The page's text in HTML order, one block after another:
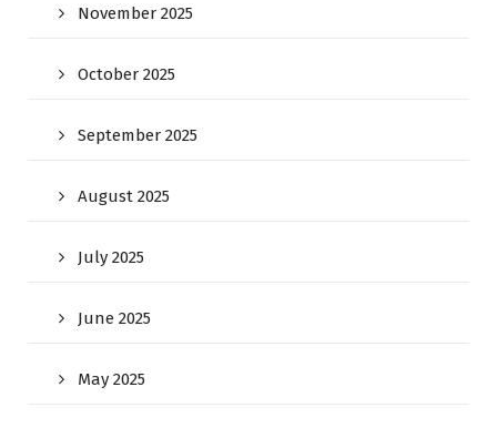
November 2025
October 2025
September 2025
August 2025
July 2025
June 2025
May 2025